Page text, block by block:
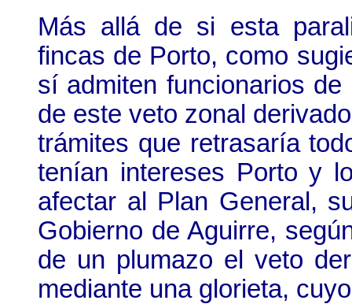
Más allá de si esta
fincas de Porto, como
sí admiten funcionarios
de este veto zonal
trámites que retrasaría
tenían intereses Porto y
afectar al Plan General,
Gobierno de Aguirre,
de un plumazo el veto
mediante una glorieta,